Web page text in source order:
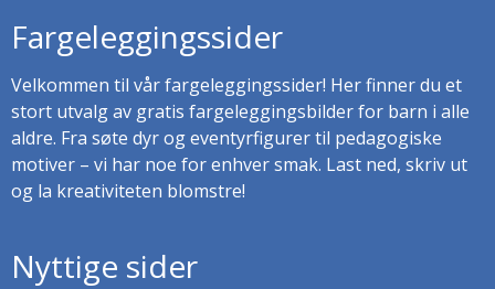
Fargeleggingssider
Velkommen til vår fargeleggingssider! Her finner du et
stort utvalg av gratis fargeleggingsbilder for barn i alle
aldre. Fra søte dyr og eventyrfigurer til pedagogiske
motiver – vi har noe for enhver smak. Last ned, skriv ut
og la kreativiteten blomstre!
Nyttige sider